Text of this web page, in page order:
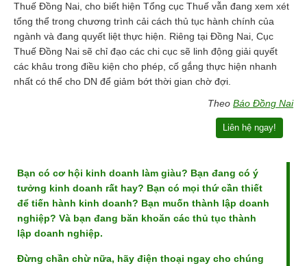
Thuế Đồng Nai, cho biết hiện Tổng cục Thuế vẫn đang xem xét
tổng thể trong chương trình cải cách thủ tục hành chính của
ngành và đang quyết liệt thực hiện. Riêng tại Đồng Nai, Cục
Thuế Đồng Nai sẽ chỉ đạo các chi cục sẽ linh động giải quyết
các khâu trong điều kiện cho phép, cố gắng thực hiện nhanh
nhất có thể cho DN để giảm bớt thời gian chờ đợi.
Theo Báo Đồng Nai
Liên hệ ngay!
Bạn có cơ hội kinh doanh làm giàu? Bạn đang có ý
tưởng kinh doanh rất hay? Bạn có mọi thứ cần thiết
để tiến hành kinh doanh? Bạn muốn thành lập doanh
nghiệp? Và bạn đang băn khoăn các thủ tục thành
lập doanh nghiệp.
Đừng chần chừ nữa, hãy điện thoại ngay cho chúng